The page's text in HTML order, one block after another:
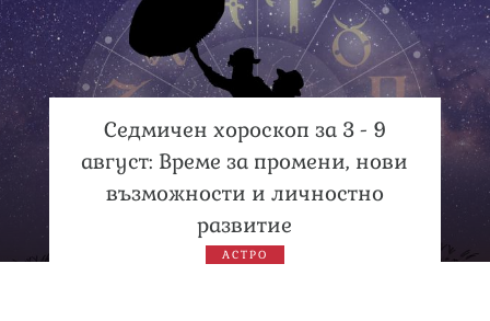
Седмичен хороскоп за 3 - 9
август: Време за промени, нови
възможности и личностно
развитие
АСТРО